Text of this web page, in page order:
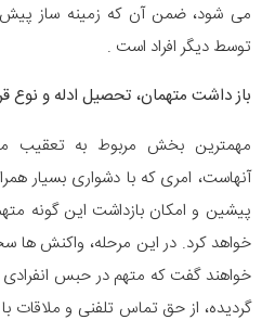
می شود، ضمن آن که زمینه ساز پیش
توسط دیگر افراد است .
باز داشت متهمان، تحصیل ادله و نوع
مهمترین بخش مربوط به تعقیب
آنهاست، امری که با دشواری بسیار
پیشین و امکان بازداشت این گونه
خواهد کرد. در این مرحله، واکنش
خواهند گفت که متهم در حبس انفرادی
گردیده، از حق تماس تلفنی و ملاقات